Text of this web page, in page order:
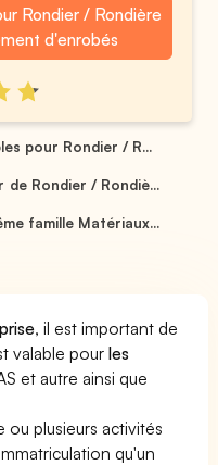
Rondier / Rondière
d'enrobés
pour Rondier / R...
de Rondier / Rondiè...
famille Matériaux...
, il est important de
valable pourles
et autre ainsi que
plusieurs activités
qu'un